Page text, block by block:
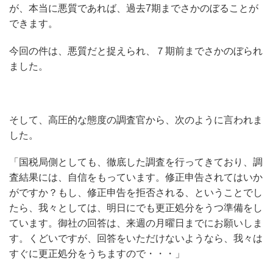
が、本当に悪質であれば、過去7期までさかのぼることが
できます。
今回の件は、悪質だと捉えられ、７期前までさかのぼられ
ました。
そして、高圧的な態度の調査官から、次のように言われま
した。
「国税局側としても、徹底した調査を行ってきており、調
査結果には、自信をもっています。修正申告されてはいか
がですか？もし、修正申告を拒否される、ということでし
たら、我々としては、明日にでも更正処分をうつ準備をし
ています。御社の回答は、来週の月曜日までにお願いしま
す。くどいですが、回答をいただけないようなら、我々は
すぐに更正処分をうちますので・・・」